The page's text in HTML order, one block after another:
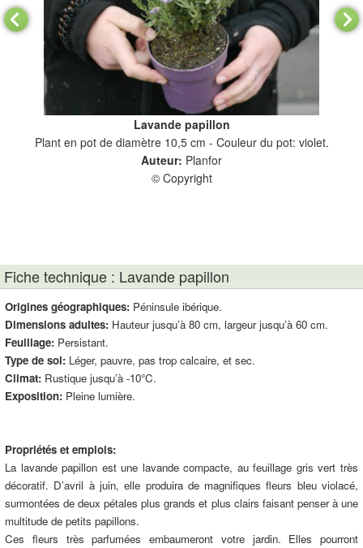
Lavande papillon
Plant en pot de diamètre 10,5 cm - Couleur du pot: violet.
Auteur: Planfor
© Copyright
Fiche technique : Lavande papillon
Origines géographiques: Péninsule ibérique.
Dimensions adultes: Hauteur jusqu’à 80 cm, largeur jusqu’à 60 cm.
Feuillage: Persistant.
Type de sol: Léger, pauvre, pas trop calcaire, et sec.
Climat: Rustique jusqu’à -10°C.
Exposition: Pleine lumière.
Propriétés et emplois:
La lavande papillon est une lavande compacte, au feuillage gris vert très
décoratif. D’avril à juin, elle produira de magnifiques fleurs bleu violacé,
surmontées de deux pétales plus grands et plus clairs faisant penser à une
multitude de petits papillons.
Ces fleurs très parfumées embaumeront votre jardin. Elles pourront